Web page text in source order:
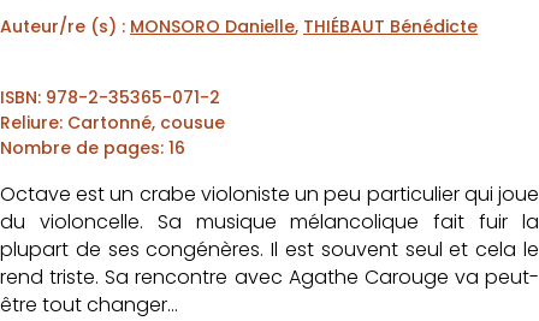
Auteur/re (s) : MONSORO Danielle, THIÉBAUT Bénédicte
ISBN: 978-2-35365-071-2
Reliure: Cartonné, cousue
Nombre de pages: 16
Octave est un crabe violoniste un peu particulier qui joue
du violoncelle. Sa musique mélancolique fait fuir la
plupart de ses congénères. Il est souvent seul et cela le
rend triste. Sa rencontre avec Agathe Carouge va peut-
être tout changer…